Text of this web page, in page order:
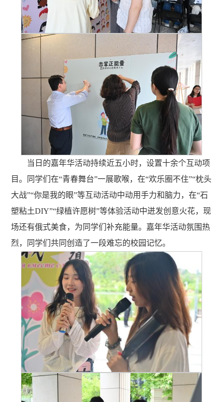
当日的嘉年华活动持续近五小时，设置十余个互动项
目。同学们在“青春舞台”一展歌喉，在“欢乐圈不住”“枕头
大战”“你是我的眼”等互动活动中动用手力和脑力，在“石
塑粘土DIY”“绿植许愿树”等体验活动中迸发创意火花，现
场还有俄式美食，为同学们补充能量。 嘉年华活动氛围热
烈，同学们共同创造了一段难忘的校园记忆。